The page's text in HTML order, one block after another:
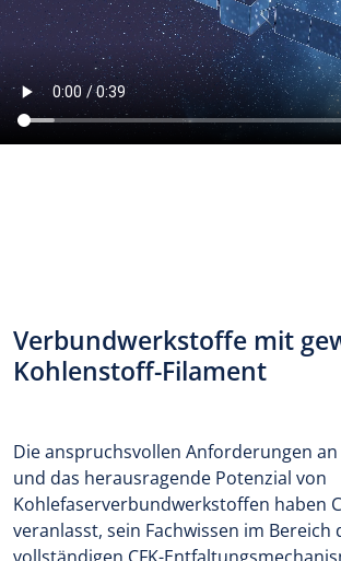
Verbundwerkstoffe mit
Kohlenstoff-Filament
Die anspruchsvollen Anforderungen
und das herausragende Potenzial von
Kohlefaserverbundwerkstoffen haben
veranlasst, sein Fachwissen im Bereich